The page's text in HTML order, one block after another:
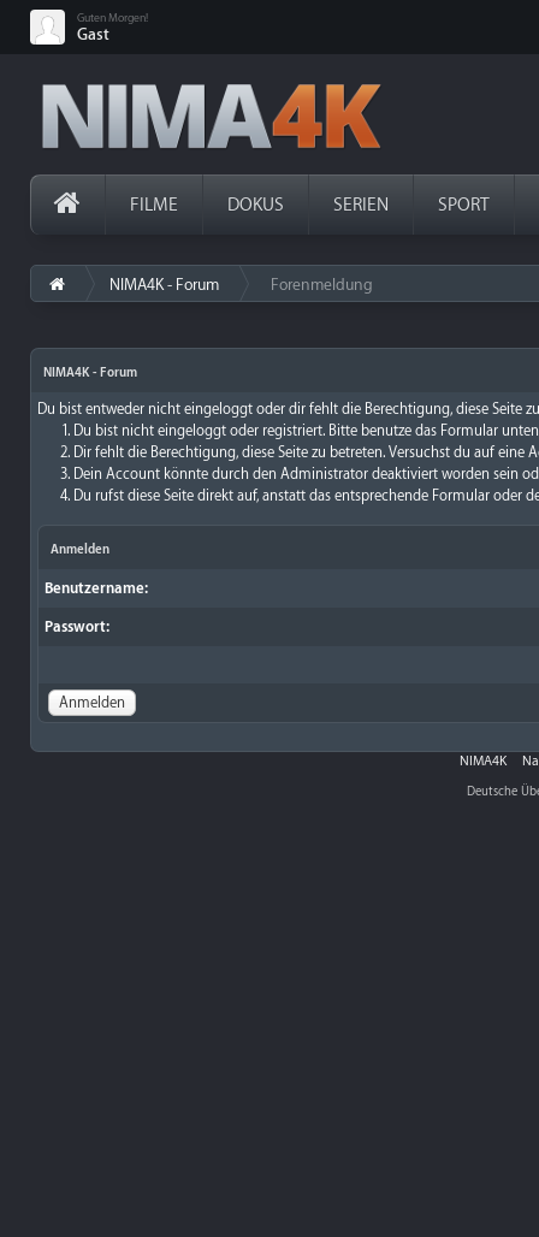
Guten Morgen!
Gast
FILME DOKUS SERIEN SPORT
NIMA4K - Forum Forenmeldung
NIMA4K - Forum
Du bist entweder nicht eingeloggt oder dir fehlt die Berechtigung, diese Seite
Du bist nicht eingeloggt oder registriert. Bitte benutze das Formular
Dir fehlt die Berechtigung, diese Seite zu betreten. Versuchst du auf
Dein Account könnte durch den Administrator deaktiviert worden sein
Du rufst diese Seite direkt auf, anstatt das entsprechende Formular oder
Anmelden
Benutzername:
Passwort:
NIMA4K
Deutsche